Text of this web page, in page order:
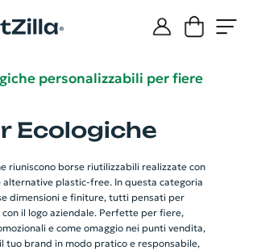
personalizzabili per fiere
Ecologiche
riuniscono borse riutilizzabili realizzate con
plastic-free. In questa categoria
dimensioni e finiture, tutti pensati per
il logo aziendale. Perfette per fiere,
e come omaggio nei punti vendita,
tuo brand in modo pratico e responsabile,